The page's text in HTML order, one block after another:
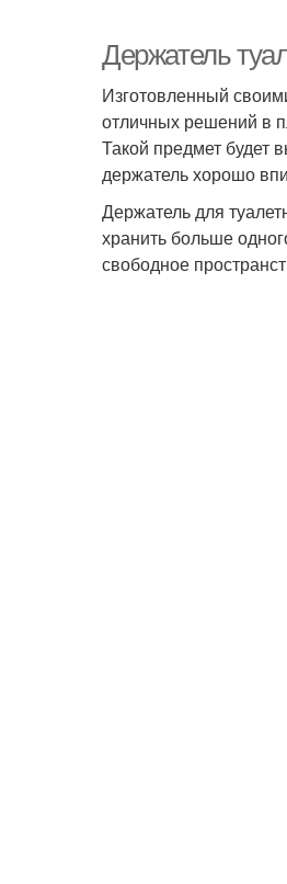
Держатель
Изготовленный
отличных решений в
Такой предмет будет
держатель хорошо
Держатель для
хранить больше
свободное